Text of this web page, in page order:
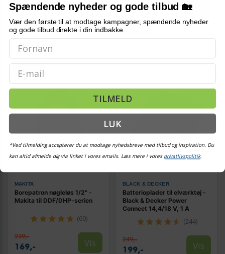
268,-
Vis
På lager
769,-
MAKITA
Borepatron nøgleløs 1/2" -
Makita til DDF/DHP-serien
(60)
239,-
169,- Vis
BLACK & DECKER
Batterioplader til elværktøj -
Black & Decker Power
Connect 14,4/18 V, 1 A
(244)
249,-
199,- Vis
Spændende nyheder og gode tilbud 🏡
Vær den første til at modtage kampagner, spændende nyheder
og gode tilbud direkte i din indbakke.
Email
TILMELD
LUK
*Ved tilmelding accepterer du at modtage nyhedsbreve med tilbud og inspiration. Du
kan altid afmelde dig via linket i vores emails. Læs mere i vores privatlivspolitik.